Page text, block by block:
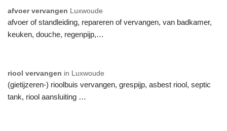
afvoer vervangen Luxwoude
afvoer of standleiding, repareren of vervangen, van badkamer,
keuken, douche, regenpijp,…
riool vervangen in Luxwoude
(gietijzeren-) rioolbuis vervangen, grespijp, asbest riool, septic
tank, riool aansluiting …